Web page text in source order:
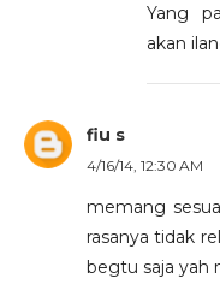
Yang
akan
fiu s
4/16/14, 12:30 AM
memang
rasanya tidak
begtu saja yah